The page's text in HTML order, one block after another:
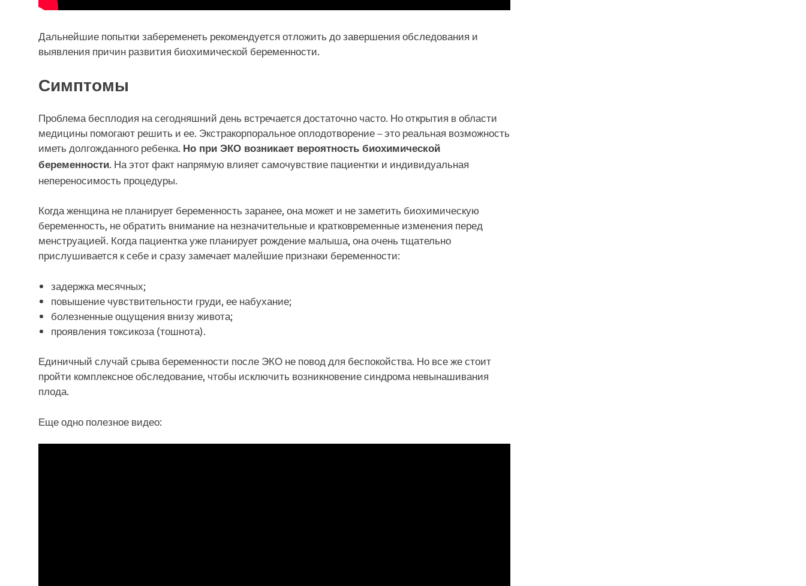
Дальнейшие попытки забеременеть рекомендуется отложить до завершения обследования и
выявления причин развития биохимической беременности.
Симптомы
Проблема бесплодия на сегодняшний день встречается достаточно часто. Но открытия в области
медицины помогают решить и ее. Экстракорпоральное оплодотворение – это реальная возможность
иметь долгожданного ребенка. Но при ЭКО возникает вероятность биохимической
беременности . На этот факт напрямую влияет самочувствие пациентки и индивидуальная
непереносимость процедуры.
Когда женщина не планирует беременность заранее, она может и не заметить биохимическую
беременность, не обратить внимание на незначительные и кратковременные изменения перед
менструацией. Когда пациентка уже планирует рождение малыша, она очень тщательно
прислушивается к себе и сразу замечает малейшие признаки беременности:
задержка месячных;
повышение чувствительности груди, ее набухание;
болезненные ощущения внизу живота;
проявления токсикоза (тошнота).
Единичный случай срыва беременности после ЭКО не повод для беспокойства. Но все же стоит
пройти комплексное обследование, чтобы исключить возникновение синдрома невынашивания
плода.
Еще одно полезное видео: